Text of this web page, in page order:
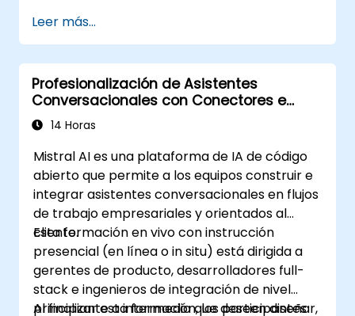
Leer más...
Profesionalización de Asistentes
Conversacionales con Conectores e
Integraciones de Mistral
14 Horas
Mistral AI es una plataforma de IA de código
abierto que permite a los equipos construir e
integrar asistentes conversacionales en flujos
de trabajo empresariales y orientados al
cliente.
Esta formación en vivo con instrucción
presencial (en línea o in situ) está dirigida a
gerentes de producto, desarrolladores full-
stack e ingenieros de integración de nivel
principiante a intermedio que deseen diseñar,
Al finalizar esta formación, los participantes